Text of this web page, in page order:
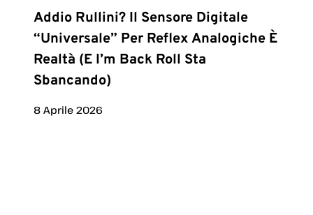
Addio Rullini? Il Sensore Digitale
“universale” Per Reflex Analogiche È
Realtà (e I’m Back Roll Sta
Sbancando)
8 Aprile 2026